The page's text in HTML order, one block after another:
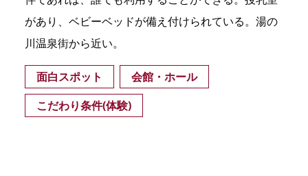
があり、ベビーベッドが備え付けられている。湯の
川温泉街から近い。
面白スポット
会館・ホール
こだわり条件(体験)